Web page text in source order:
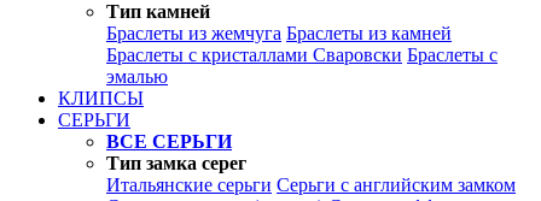
Тип камней
Браслеты из жемчуга Браслеты из камней
Браслеты с кристаллами Сваровски Браслеты с
эмалью
КЛИПСЫ
СЕРЬГИ
ВСЕ СЕРЬГИ
Тип замка серег
Итальянские серьги Серьги с английским замком